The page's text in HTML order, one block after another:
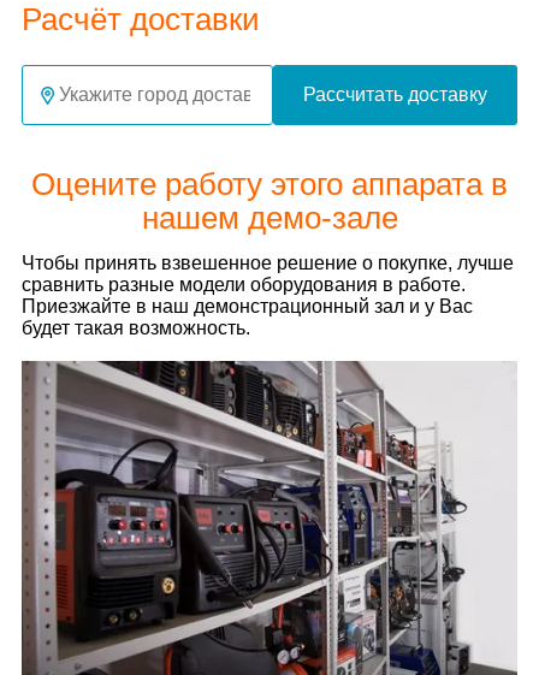
Расчёт доставки
Рассчитать доставку
Оцените работу этого аппарата в
нашем демо-зале
Чтобы принять взвешенное решение о покупке, лучше
сравнить разные модели оборудования в работе.
Приезжайте в наш демонстрационный зал и у Вас
будет такая возможность.